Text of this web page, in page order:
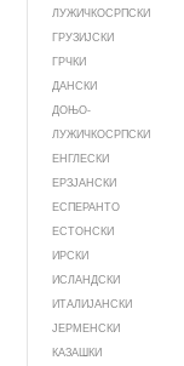
ЛУЖИЧКОСРПСКИ
ГРУЗИЈСКИ
ГРЧКИ
ДАНСКИ
ДОЊО­
ЛУЖИЧКОСРПСКИ
ЕНГЛЕСКИ
ЕРЗЈАНСКИ
ЕСПЕРАНТО
ЕСТОНСКИ
ИРСКИ
ИСЛАНДСКИ
ИТАЛИЈАНСКИ
ЈЕРМЕНСКИ
КАЗАШКИ